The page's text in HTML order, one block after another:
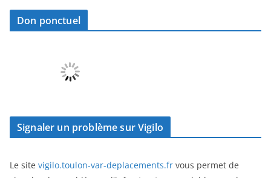
Don ponctuel
Signaler un problème sur Vigilo
Le site vigilo.toulon-var-deplacements.fr vous permet de